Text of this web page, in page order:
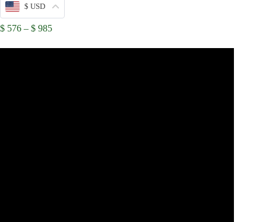
$ USD
$ 576 – $ 985Price
$ 576